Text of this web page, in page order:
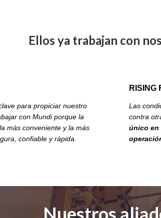
Ellos ya trabajan con
para propiciar nuestro
con Mundi porque la
más conveniente y la más
confiable y rápida.
RISING
Las
contra
único en
Nuestros